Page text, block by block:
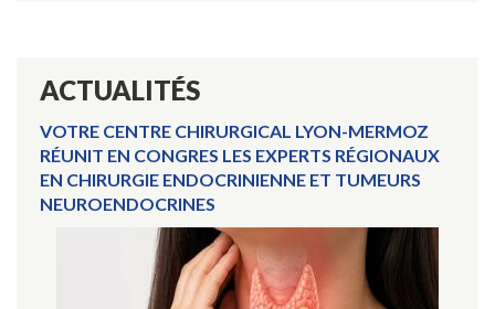
ACTUALITÉS
VOTRE CENTRE CHIRURGICAL LYON-MERMOZ
RÉUNIT EN CONGRES LES EXPERTS RÉGIONAUX
EN CHIRURGIE ENDOCRINIENNE ET TUMEURS
NEUROENDOCRINES